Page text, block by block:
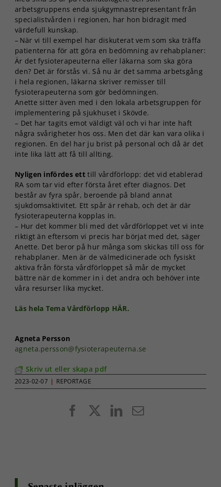
arbetsgruppens enda sjukgymnastrepresentant från
specialistvården i regionen, har hon bidragit med
värdefull kunskap.
– När vi till exempel har diskuterat vem som ska träffa
patienterna för att göra en bedömning av rehabplaner:
Är det fysioterapeuterna eller läkarna som ska göra
den? Det är förstås vi. Så nu är det samma arbetsgång
i hela regionen, läkarna skriver remisser till
fysioterapeuterna som gör bedömningen.
Anette sitter även med i den lokala arbetsgruppen för
implementering på sjukhuset i Skövde.
– Det har tagits emot väldigt väl och vi har inte haft
några svårigheter hos oss. Men det där kan vara olika i
regionen. En del har ju brist på personal och då är det
inte lika lätt att få till allting.
Nyligen infördes ett till vårdförlopp: det vid etablerad
RA som tar vid efter första året efter diagnos. Det
består av fyra spår, beroende på bland annat
sjukdomsaktivitet. Ett spår är rehab, och det är där
fysioterapeuterna kopplas in.
– Hur det kommer bli med det vårdförloppet vet vi inte
riktigt än eftersom vi precis har börjat med det, säger
Anette. Det beror på hur många som skickas till oss för
rehabplaner. Men är de välmedicinerade och fysiskt
aktiva från första vårdförloppet så mår de mycket
bättre när de kommer in i det andra och behöver inte
våra resurser lika mycket.
Läs hela Tema Vårdförlopp HÄR.
Agneta Persson
agneta.persson@fysioterapeuterna.se
Skriv ut eller skapa pdf
2023-02-07 | REPORTAGE
FacebookLinkedIn
E-
Dessa kakor
går inte att